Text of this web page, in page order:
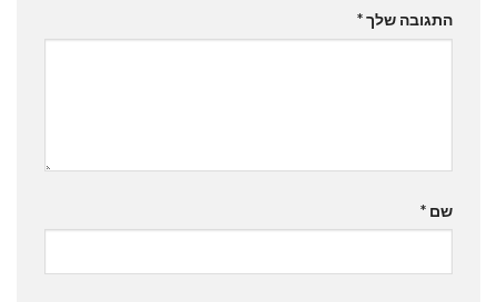
התגובה שלך*
שם *